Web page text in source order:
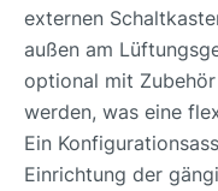
externen
außen am
optional mit
werden, was eine
Ein
Einrichtung der